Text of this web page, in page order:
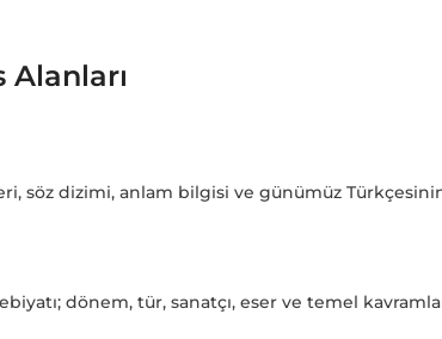
Alanları
söz dizimi, anlam bilgisi ve günümüz Türkçesinin
dönem, tür, sanatçı, eser ve temel